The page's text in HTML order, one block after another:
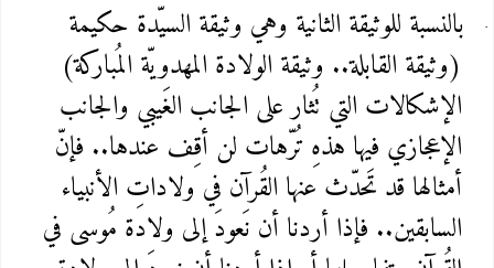
بالنسبة للوثيقة الثانية وهي وثيقة السيّدة حكيمة
(وثيقة القابلة.. وثيقة الولادة المهدويّة المُباركة)
الإشكالات التي تُثار على الجانب الغَيبي والجانب
الإعجازي فيها هذهِ تُرّهات لن أقِف عندها.. فإنّ
أمثالها قد تَحدّث عنها القُرآن في ولاداتِ الأنبياء
السابقين.. فإذا أردنا أن نَعودَ إلى ولادة مُوسى في